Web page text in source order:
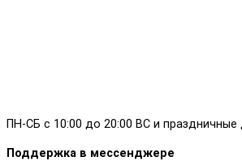
ПН-СБ с 10:00 до 20:00 ВС и праздничные
Поддержка в мессенджере